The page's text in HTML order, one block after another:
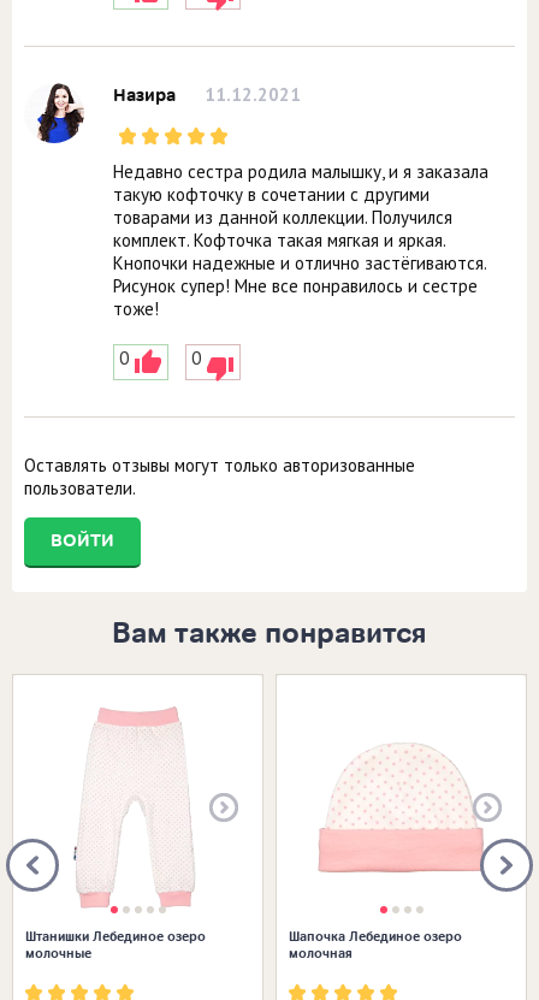
Назира 11.12.2021
Недавно сестра родила малышку, и я заказала
такую кофточку в сочетании с другими
товарами из данной коллекции. Получился
комплект. Кофточка такая мягкая и яркая.
Кнопочки надежные и отлично застёгиваются.
Рисунок супер! Мне все понравилось и сестре
тоже!
0 0
Оставлять отзывы могут только авторизованные
пользователи.
ВОЙТИ
Вам также понравится
Штанишки Лебединое озеро
молочные
Шапочка Лебединое озеро
молочная